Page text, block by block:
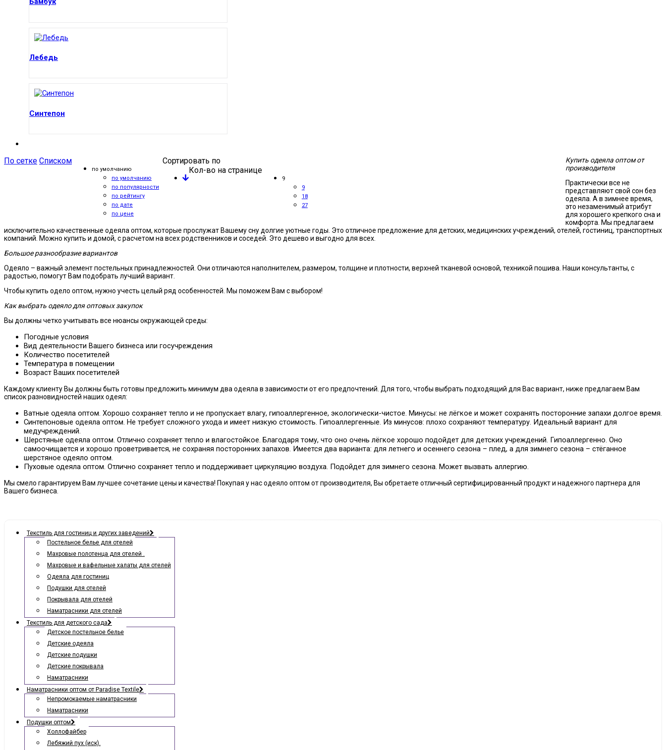
Лебедь
Синтепон
По сетке Списком Сортировать по
по умолчанию
по умолчанию
по популярности
по рейтингу
по дате
по цене
Кол-во на странице
9
9
18
27
Купить одеяла оптом от
производителя
Практически все не
представляют свой сон без
одеяла. А в зимнее время,
это незаменимый атрибут
для хорошего крепкого сна и
комфорта. Мы предлагаем
исключительно качественные одеяла оптом, которые прослужат Вашему сну долгие уютные годы. Это отличное предложение для детских, медицинских учреждений, отелей, гостиниц, транспортных
компаний. Можно купить и домой, с расчетом на всех родственников и соседей. Это дешево и выгодно для всех.
Большое разнообразие вариантов
Одеяло – важный элемент постельных принадлежностей. Они отличаются наполнителем, размером, толщине и плотности, верхней тканевой основой, техникой пошива. Наши консультанты, с
радостью, помогут Вам подобрать лучший вариант.
Чтобы купить одело оптом, нужно учесть целый ряд особенностей. Мы поможем Вам с выбором!
Как выбрать одеяло для оптовых закупок
Вы должны четко учитывать все нюансы окружающей среды:
Погодные условия
Вид деятельности Вашего бизнеса или госучреждения
Количество посетителей
Температура в помещении
Возраст Ваших посетителей
Каждому клиенту Вы должны быть готовы предложить минимум два одеяла в зависимости от его предпочтений. Для того, чтобы выбрать подходящий для Вас вариант, ниже предлагаем Вам
список разновидностей наших одеял:
Ватные одеяла оптом. Хорошо сохраняет тепло и не пропускает влагу, гипоаллергенное, экологически-чистое. Минусы: не лёгкое и может сохранять посторонние запахи долгое время.
Синтепоновые одеяла оптом. Не требует сложного ухода и имеет низкую стоимость. Гипоаллергенные. Из минусов: плохо сохраняют температуру. Идеальный вариант для
медучреждений.
Шерстяные одеяла оптом. Отлично сохраняет тепло и влагостойкое. Благодаря тому, что оно очень лёгкое хорошо подойдет для детских учреждений. Гипоаллергенно. Оно
самоочищается и хорошо проветривается, не сохраняя посторонних запахов. Имеется два варианта: для летнего и осеннего сезона – плед, а для зимнего сезона – стёганное
шерстяное одеяло оптом.
Пуховые одеяла оптом. Отлично сохраняет тепло и поддерживает циркуляцию воздуха. Подойдет для зимнего сезона. Может вызвать аллергию.
Мы смело гарантируем Вам лучшее сочетание цены и качества! Покупая у нас одеяло оптом от производителя, Вы обретаете отличный сертифицированный продукт и надежного партнера для
Вашего бизнеса.
Текстиль для гостиниц и других заведений
Постельное белье для отелей
Махровые полотенца для отелей .
Махровые и вафельные халаты для отелей
Одеяла для гостиниц
Подушки для отелей
Покрывала для отелей
Наматрасники для отелей
Текстиль для детского сада
Детское постельное белье
Детские одеяла
Детские подушки
Детские покрывала
Наматрасники
Наматрасники оптом от Paradise Textile
Непромокаемые наматрасники
Наматрасники
Подушки оптом
Холлофайбер
Лебяжий пух (иск).